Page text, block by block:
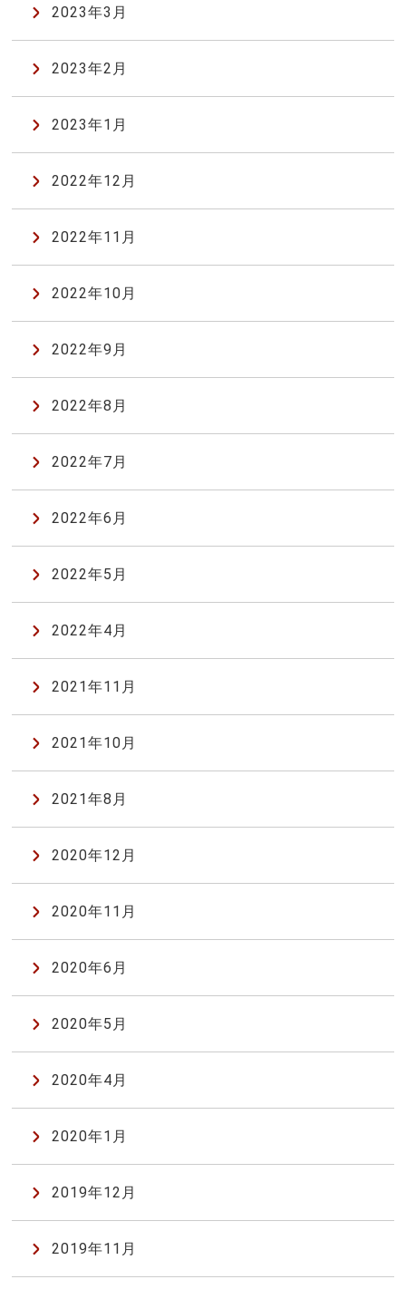
2023年3月
2023年2月
2023年1月
2022年12月
2022年11月
2022年10月
2022年9月
2022年8月
2022年7月
2022年6月
2022年5月
2022年4月
2021年11月
2021年10月
2021年8月
2020年12月
2020年11月
2020年6月
2020年5月
2020年4月
2020年1月
2019年12月
2019年11月